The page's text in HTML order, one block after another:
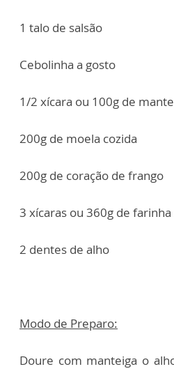
1 talo de salsão
Cebolinha a gosto
1/2 xícara ou 100g de
200g de moela cozida
200g de coração de frango
3 xícaras ou 360g de
2 dentes de alho
Modo de Preparo:
Doure com manteiga o